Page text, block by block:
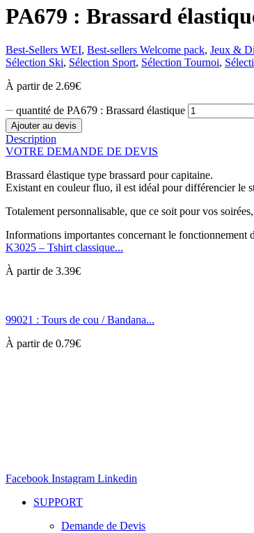
PA679 : Brassard
Best-Sellers WEI, Best-sellers Welcome pack, Jeux &
Sélection Ski, Sélection Sport, Sélection Tournoi,
À partir de 2.69€
quantité de PA679 : Brassard élastique
Ajouter au devis
Description
VOTRE DEMANDE DE DEVIS
Brassard élastique type brassard pour capitaine.
Existant en couleur fluo, il est idéal pour différencier le
Totalement personnalisable, que ce soit pour vos
Informations importantes concernant le fonctionnement
K3025 – Tshirt classique...
À partir de 3.39€
99021 : Tours de cou / Bandana...
À partir de 0.79€
Facebook Instagram Linkedin
SUPPORT
Demande de Devis